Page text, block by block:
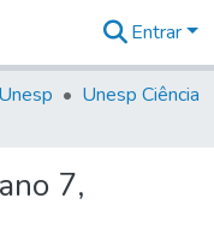
Entrar
Unesp Ciência
7,